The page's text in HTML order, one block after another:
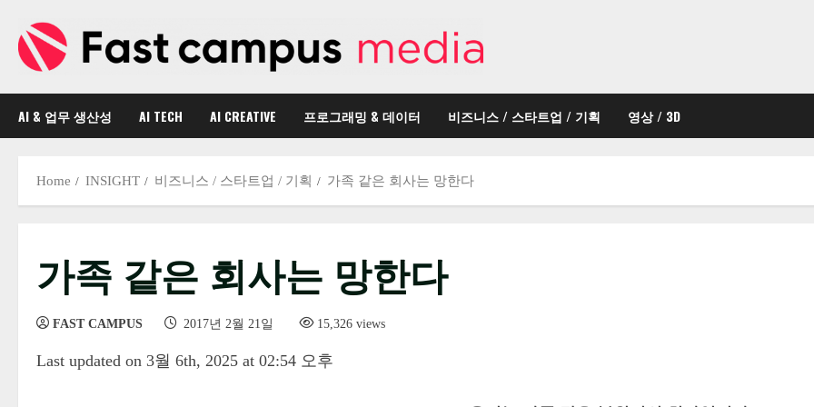
content
AI & 업무 생산성 AI TECH AI CREATIVE 프로그래밍 & 데이터 비즈니스 / 스타트업 / 기획 영상 / 3D
Home INSIGHT 비즈니스 / 스타트업 / 기획 가족 같은 회사는 망한다
가족 같은 회사는 망한다
FAST CAMPUS 2017년 2월 21일 15,326 views
Last updated on 3월 6th, 2025 at 02:54 오후